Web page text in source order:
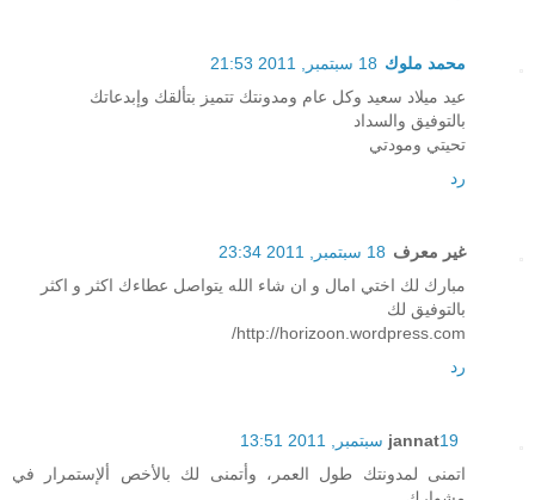
محمد ملوك 18 سبتمبر, 2011 21:53
عيد ميلاد سعيد وكل عام ومدونتك تتميز بتألقك وإبدعاتك
بالتوفيق والسداد
تحيتي ومودتي
رد
غير معرف 18 سبتمبر, 2011 23:34
مبارك لك اختي امال و ان شاء الله يتواصل عطاءك اكثر و اكثر
بالتوفيق لك
http://horizoon.wordpress.com/
رد
jannat19 سبتمبر, 2011 13:51
اتمنى لمدونتك طول العمر، وأتمنى لك بالأخص ألإستمرار في